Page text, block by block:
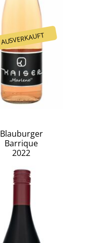
Blauburger
Barrique
2022